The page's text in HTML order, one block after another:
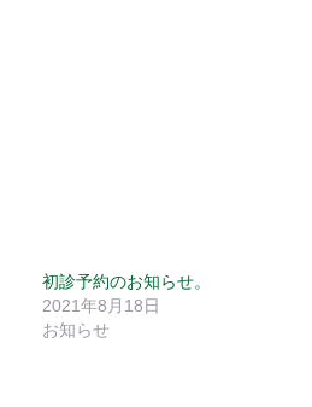
初診予約のお知らせ。
2021年8月18日
お知らせ